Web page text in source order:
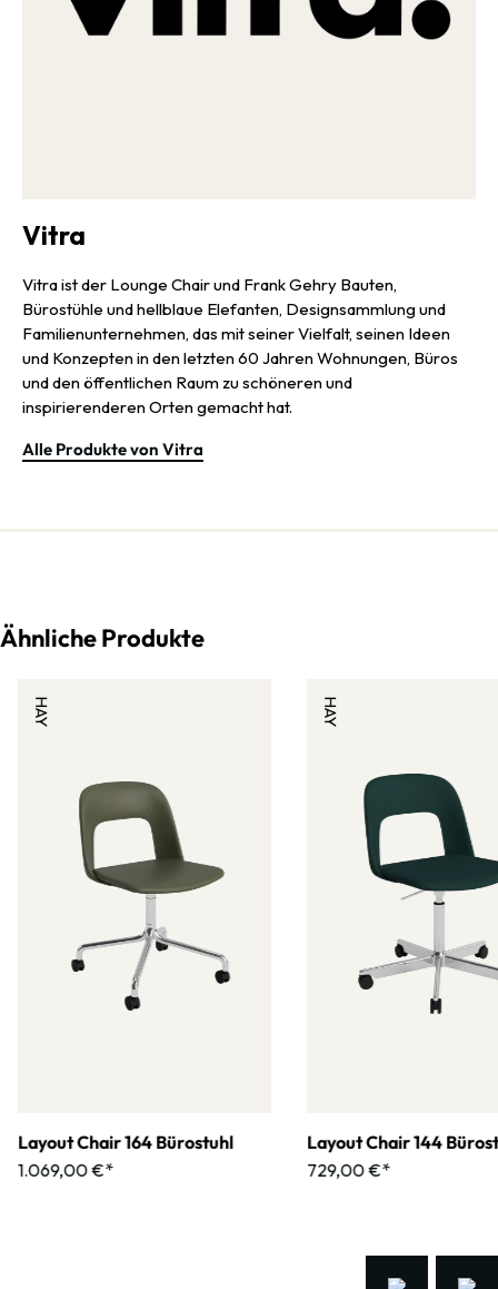
Sitzkissen bestehen aus V-Foam, dem weltweit ersten
wirtschaftlich recycelbarem Polyurethanschaum, entwickelt in
mit seiner einzigartigen Dynamik das dynamische Sitzen
Vitra
Vitra ist der Lounge Chair und Frank Gehry Bauten,
Bürostühle und hellblaue Elefanten, Designsammlung und
Familienunternehmen, das mit seiner Vielfalt, seinen Ideen
und Konzepten in den letzten 60 Jahren Wohnungen, Büros
und den öffentlichen Raum zu schöneren und
inspirierenderen Orten gemacht hat.
Alle Produkte von Vitra
Ähnliche Produkte
HAY
Layout Chair 164 Bürostuhl
1.069,00 €*
HAY
Layout Chair 144
729,00 €*